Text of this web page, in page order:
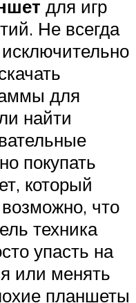
для игр
Не всегда
для
найти
покупать
который
что
техника
упасть на
или менять
планшеты